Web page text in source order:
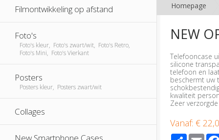
Filmontwikkeling op afstand
Foto's
Foto's kleur, Foto's zwart/wit, Foto's Retro,
Foto's Mini, Foto's Vierkant
Posters
Posters kleur, Posters zwart/wit
Collages
Homepage
NEW
Telefooncase
silicone
telefoon en
beschermt uw
kwaliteit
Zeer
Vanaf:€
Share